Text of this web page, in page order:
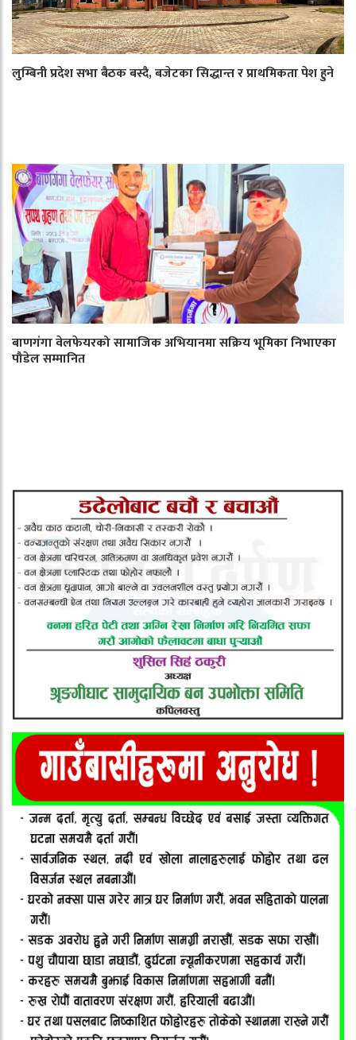
लुम्बिनी प्रदेश सभा बैठक बस्दै, बजेटका सिद्धान्त र प्राथमिकता पेश हुने
बाणगंगा वेलफेयरको सामाजिक अभियानमा सक्रिय भूमिका निभाएका
पौडेल सम्मानित